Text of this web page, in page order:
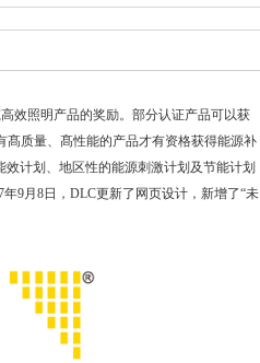
效照明产品的奖励。部分认证产品可以获
质量、髙性能的产品才有资格获得能源补
计划、地区性的能源刺激计划及节能计划
9月8日，DLC更新了网页设计，新增了“未